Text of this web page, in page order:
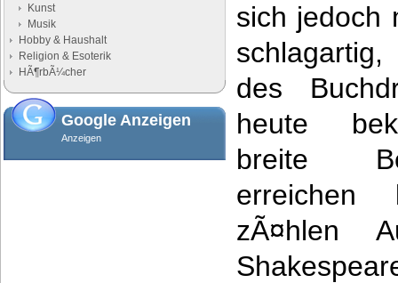
Kunst
Musik
Hobby & Haushalt
Religion & Esoterik
HÃ¶rbÃ¼cher
Google Anzeigen
Anzeigen
sich jedoch
des
heute
breite
erreichen
zÃ¤hlen